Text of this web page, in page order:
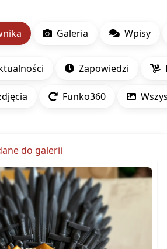
Galeria Wpisy
Zapowiedzi
Funko360
do galerii